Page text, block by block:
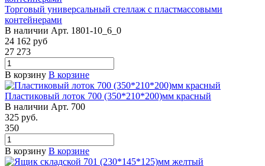
Торговый универсальный стеллаж с пластмассовыми
контейнерами
В наличии Арт. 1801-10_6_0
24 162 руб
27 273
В корзину В корзине
Пластиковый лоток 700 (350*210*200)мм красный
В наличии Арт. 700
325 руб.
350
В корзину В корзине